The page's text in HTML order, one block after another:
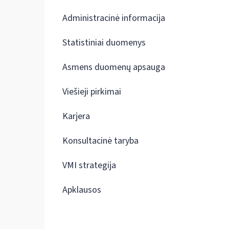
Administracinė informacija
Statistiniai duomenys
Asmens duomenų apsauga
Viešieji pirkimai
Karjera
Konsultacinė taryba
VMI strategija
Apklausos